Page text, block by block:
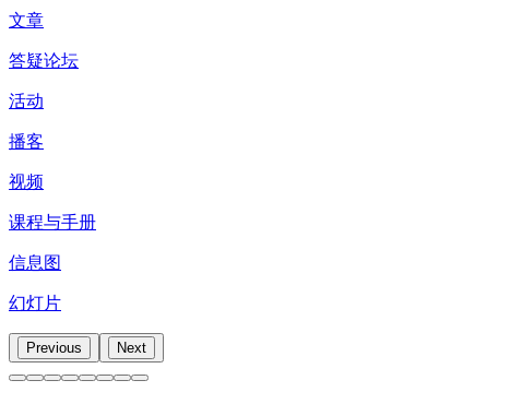
文章
答疑论坛
活动
播客
视频
课程与手册
信息图
幻灯片
Previous Next